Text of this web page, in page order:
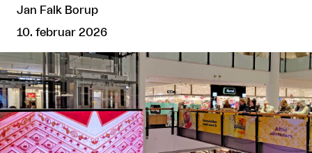
Jan Falk Borup
10. februar 2026